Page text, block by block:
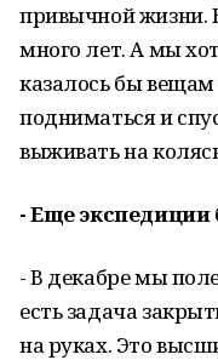
привычной жизни.
много лет. А мы
казалось бы вещам
подниматься и
выживать на
- Еще экспедиции
- В декабре мы
есть задача
на руках. Это